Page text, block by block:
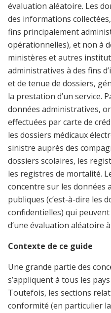
évaluation aléatoire. Les
des informations
fins principalement
opérationnelles), et non à
ministères et autres
administratives à des fins
et de tenue de dossiers,
la prestation d’un service.
données administratives,
effectuées par carte de
les dossiers médicaux
sinistre auprès des
dossiers scolaires, les
les registres de mortalité.
concentre sur les données
publiques (c’est-à-dire les
confidentielles) qui
d’une évaluation aléatoire
Contexte de ce guide
Une grande partie des
s’appliquent à tous les
Toutefois, les sections
conformité (en particulier